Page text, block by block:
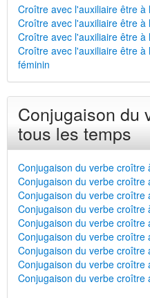
Croître avec l'auxiliaire être
Croître avec l'auxiliaire être
Croître avec l'auxiliaire être
Croître avec l'auxiliaire être
féminin
Conjugaison du
tous les temps
Conjugaison du verbe croître
Conjugaison du verbe croître
Conjugaison du verbe croître
Conjugaison du verbe croître
Conjugaison du verbe
Conjugaison du verbe croître
Conjugaison du verbe
Conjugaison du verbe croître
Conjugaison du verbe